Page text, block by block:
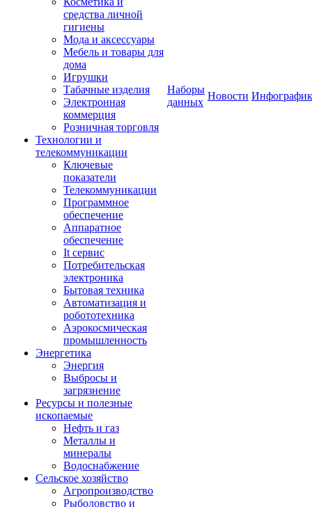
средства личной
гигиены
Мода и аксессуары
Мебель и товары для
дома
Игрушки
Табачные изделия
Электронная
коммерция
Розничная торговля
Технологии и
телекоммуникации
Ключевые
показатели
Телекоммуникации
Программное
обеспечение
Аппаратное
обеспечение
It сервис
Потребительская
электроника
Бытовая техника
Автоматизация и
робототехника
Аэрокосмическая
промышленность
Энергетика
Энергия
Выбросы и
загрязнение
Ресурсы и полезные
ископаемые
Нефть и газ
Металлы и
минералы
Водоснабжение
Сельское хозяйство
Агропроизводство
Рыболовство и
Наборы
данных
Новости